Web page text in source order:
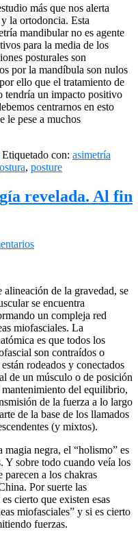
más que nos alerta
la ortodoncia. Esta
mandibular no es agente
para la media de los
posturales son
por la mandíbula son nulos
ello que el tratamiento de
tendría un impacto positivo
centrarnos en esto
le pese a muchos
Etiquetado con: asimetría
, posture
revelada. Al fin
de la gravedad, se
se encuentra
un compleja red
miofasciales. La
es que todos los
son contraídos o
rodeados y conectados
de un músculo o de posición
del equilibrio,
de la fuerza a lo largo
de la base de los llamados
(y mixtos).
magia negra, el “holismo” es
Y sobre todo cuando veía los
parecen a los chakras
Por suerte las
cierto que existen esas
miofasciales” y si es cierto
fuerzas.